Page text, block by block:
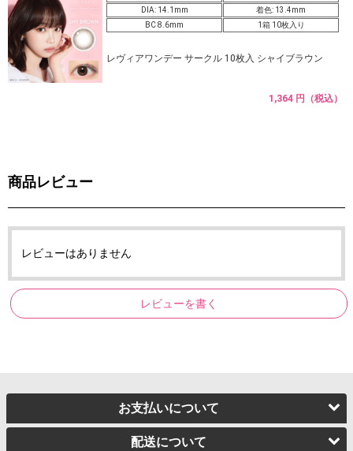
DIA: 14.1mm
着色: 13.4mm
BC 8.6mm
1箱 10枚入り
レヴィアワンデー サークル 10枚入 シャイブラウン
1,364 円（税込）
商品レビュー
レビューはありません
レビューを書く
お支払いについて
配送について